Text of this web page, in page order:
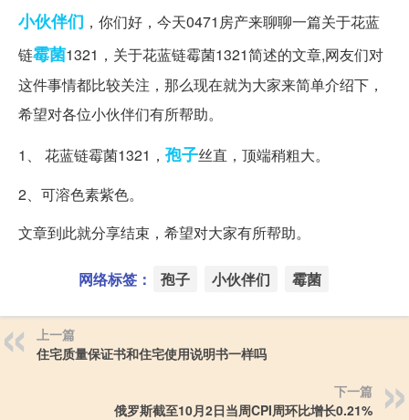
小伙伴们 ，你们好，今天0471房产来聊聊一篇关于花蓝
链霉菌1321，关于花蓝链霉菌1321简述的文章,网友们对
这件事情都比较关注，那么现在就为大家来简单介绍下，
希望对各位小伙伴们有所帮助。
1、 花蓝链霉菌1321，孢子丝直，顶端稍粗大。
2、可溶色素紫色。
文章到此就分享结束，希望对大家有所帮助。
网络标签： 孢子 小伙伴们 霉菌
上一篇
住宅质量保证书和住宅使用说明书一样吗
下一篇
俄罗斯截至10月2日当周CPI周环比增长0.21%